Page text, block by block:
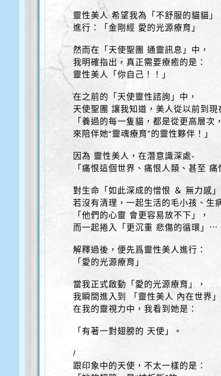
靈性美人 希望我為「不舒服的貓貓」
進行：「金剛經 愛的光源療育」
然而在「天使聖團 通靈訊息」中，
我明確指出，真正需要療癒的是：
靈性美人「你自己！！」
在之前的「天使靈性諮詢」中，
天使聖團 讓我知道，美人從以前到現
「養過的每一隻貓，都是從更高層次
來陪伴她“靈魂療育”的靈性夥伴！」
因為 靈性美人，在潛意識深處-
「痛恨這個世界、痛恨人類、甚至
對生命「如此深成的憎恨 ＆ 無力感」
若沒有清理，一起生活的毛小孩、生
「他們的心靈 會更容易放不下」，
而一起捲入「更沉重 悲傷的循環」⋯
解釋過後，便先爲靈性美人進行：
「愛的光源療育」
當我正式啟動「愛的光源療育」，
我瞬間進入到 「靈性美人 內在世界
在我的靈視力中，我看到她是：
「有著一對翅膀的 天使」。
/
跟印象中的天使，不太一樣的是：